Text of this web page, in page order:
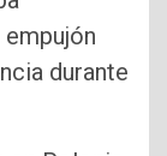
durante